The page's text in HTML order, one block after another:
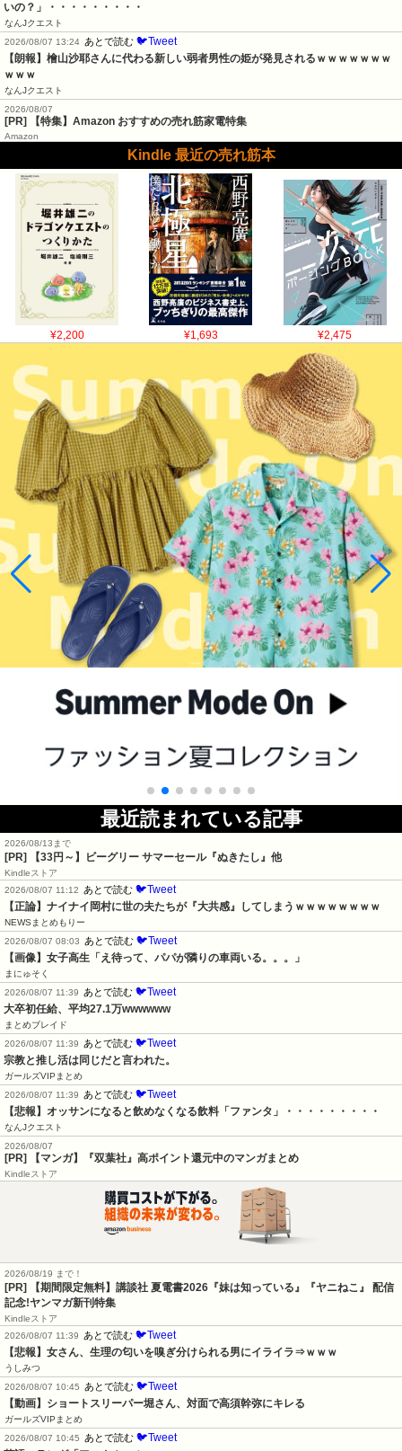
いの？」・・・・・・・・・
なんJクエスト
2026/08/07 13:24 あとで読む 🐦Tweet
【朗報】檜山沙耶さんに代わる新しい弱者男性の姫が発見されるｗｗｗｗｗｗｗ
ｗｗｗ
なんJクエスト
2026/08/07
[PR] 【特集】Amazon おすすめの売れ筋家電特集
Amazon
Kindle 最近の売れ筋本
¥2,200 ¥1,693 ¥2,475
最近読まれている記事
2026/08/13まで
[PR] 【33円～】ビーグリー サマーセール『ぬきたし』他
Kindleストア
2026/08/07 11:12 あとで読む 🐦Tweet
【正論】ナイナイ岡村に世の夫たちが『大共感』してしまうｗｗｗｗｗｗｗｗ
NEWSまとめもりー
2026/08/07 08:03 あとで読む 🐦Tweet
【画像】女子高生「え待って、パパが隣りの車両いる。。。」
まにゅそく
2026/08/07 11:39 あとで読む 🐦Tweet
大卒初任給、平均27.1万wwwwww
まとめブレイド
2026/08/07 11:39 あとで読む 🐦Tweet
宗教と推し活は同じだと言われた。
ガールズVIPまとめ
2026/08/07 11:39 あとで読む 🐦Tweet
【悲報】オッサンになると飲めなくなる飲料「ファンタ」・・・・・・・・・
なんJクエスト
2026/08/07
[PR] 【マンガ】『双葉社』高ポイント還元中のマンガまとめ
Kindleストア
2026/08/19 まで！
[PR] 【期間限定無料】講談社 夏電書2026『妹は知っている』『ヤニねこ』 配信
記念!ヤンマガ新刊特集
Kindleストア
2026/08/07 11:39
あとで読む 🐦Tweet
【悲報】女さん、生理の匂いを嗅ぎ分けられる男にイライラ⇒ｗｗｗ
うしみつ
2026/08/07 10:45
あとで読む 🐦Tweet
【動画】ショートスリーパー堀さん、対面で高須幹弥にキレる
ガールズVIPまとめ
2026/08/07 10:45
あとで読む 🐦Tweet